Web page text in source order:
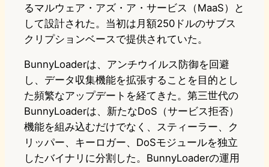
るマルウェア・アズ・ア・サービス（MaaS）と
して設計された。当初は月額250ドルのサブス
クリプションベースで提供されていた。
BunnyLoaderは、アンチウイルス防御を回避
し、データ収集機能を拡張することを目的とし
た頻繁なアップデートを経てきた。第三世代の
BunnyLoaderは、新たなDoS（サービス拒否）
機能を組み込むだけでなく、スティーラー、ク
リッパー、キーロガー、DoSモジュールを独立
したバイナリに分割した。BunnyLoaderの運用